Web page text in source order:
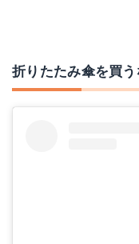
折りたたみ傘を買う